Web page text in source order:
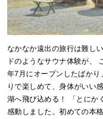
なかなか遠出の旅行は難し
ドのようなサウナ体験が、
年7月にオープンしたばか
りで楽しめて、身体がいい
湖へ飛び込める！ 「とにか
感動しました。初めての本